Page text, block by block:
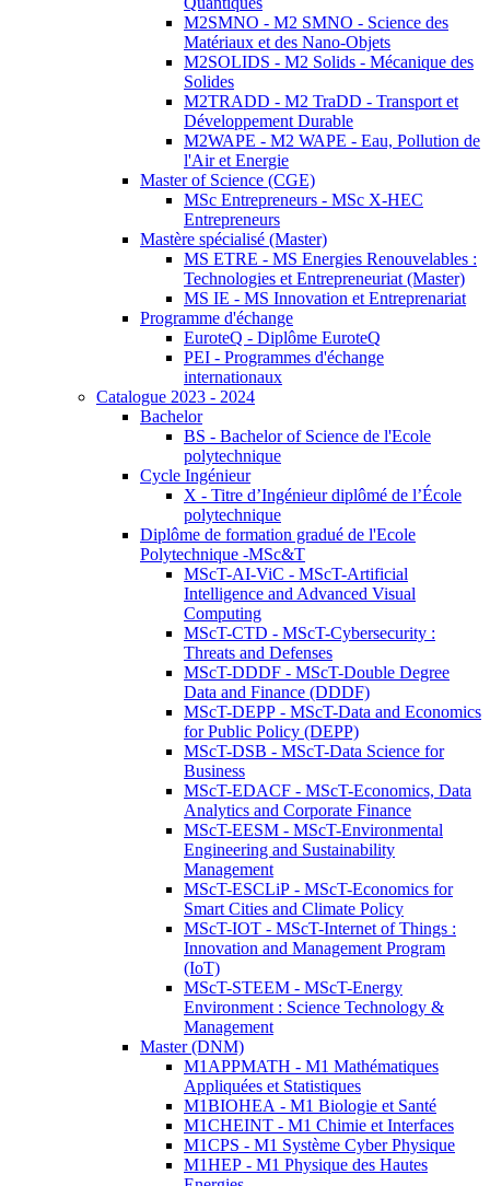
M2SMNO - M2 SMNO - Science des
Matériaux et des Nano-Objets
M2SOLIDS - M2 Solids - Mécanique des
Solides
M2TRADD - M2 TraDD - Transport et
Développement Durable
M2WAPE - M2 WAPE - Eau, Pollution de
l'Air et Energie
Master of Science (CGE)
MSc Entrepreneurs - MSc X-HEC
Entrepreneurs
Mastère spécialisé (Master)
MS ETRE - MS Energies Renouvelables :
Technologies et Entrepreneuriat (Master)
MS IE - MS Innovation et Entreprenariat
Programme d'échange
EuroteQ - Diplôme EuroteQ
PEI - Programmes d'échange
internationaux
Catalogue 2023 - 2024
Bachelor
BS - Bachelor of Science de l'Ecole
polytechnique
Cycle Ingénieur
X - Titre d’Ingénieur diplômé de l’École
polytechnique
Diplôme de formation gradué de l'Ecole
Polytechnique -MSc&T
MScT-AI-ViC - MScT-Artificial
Intelligence and Advanced Visual
Computing
MScT-CTD - MScT-Cybersecurity :
Threats and Defenses
MScT-DDDF - MScT-Double Degree
Data and Finance (DDDF)
MScT-DEPP - MScT-Data and Economics
for Public Policy (DEPP)
MScT-DSB - MScT-Data Science for
Business
MScT-EDACF - MScT-Economics, Data
Analytics and Corporate Finance
MScT-EESM - MScT-Environmental
Engineering and Sustainability
Management
MScT-ESCLiP - MScT-Economics for
Smart Cities and Climate Policy
MScT-IOT - MScT-Internet of Things :
Innovation and Management Program
(IoT)
MScT-STEEM - MScT-Energy
Environment : Science Technology &
Management
Master (DNM)
M1APPMATH - M1 Mathématiques
Appliquées et Statistiques
M1BIOHEA - M1 Biologie et Santé
M1CHEINT - M1 Chimie et Interfaces
M1CPS - M1 Système Cyber Physique
M1HEP - M1 Physique des Hautes